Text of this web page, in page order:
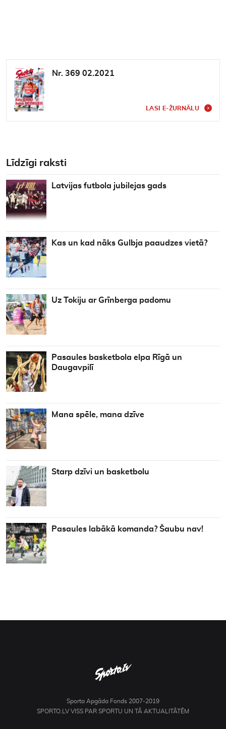
Nr. 369 02.2021
LASI E-ŽURNĀLU
Līdzīgi raksti
Latvijas futbola jubilejas gads
Kas un kad nāks Gulbja paaudzes vietā?
Uz Tokiju ar Grīnberga padomu
Pasaules basketbola elpa Rīgā un
Daugavpilī
Mana spēle, mana dzīve
Starp dzīvi un basketbolu
Pasaules labākā komanda? Šaubu nav!
Sporta Apgāda Fonds 2007-2019
SPORTO.LV VISS PAR SPORTU UN TĀ AKTUALITĀTĒM